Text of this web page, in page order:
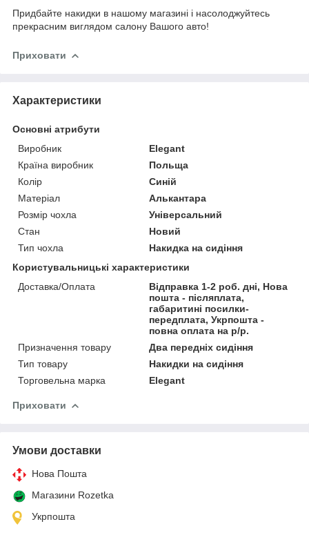
Придбайте накидки в нашому магазині і насолоджуйтесь
прекрасним виглядом салону Вашого авто!
Приховати
Характеристики
Основні атрибути
Виробник
Elegant
Країна виробник
Польща
Колір
Синій
Матеріал
Алькантара
Розмір чохла
Універсальний
Стан
Новий
Тип чохла
Накидка на сидіння
Користувальницькі характеристики
Доставка/Оплата
Відправка 1-2 роб. дні, Нова
пошта - післяплата,
габаритині посилки-
передплата, Укрпошта -
повна оплата на р/р.
Призначення товару
Два передніх сидіння
Тип товару
Накидки на сидіння
Торговельна марка
Elegant
Приховати
Умови доставки
Нова Пошта
Магазини Rozetka
Укрпошта